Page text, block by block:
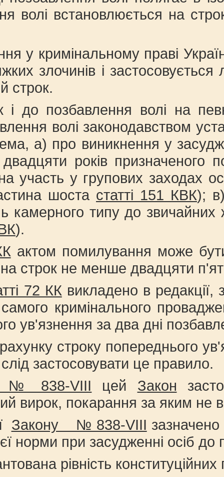
волі встановлюється на
у кримінальному праві
злочинів і
строк.
до позбавлення волі на
волі законодавством
а) про виникнення у
років призначеного
у групових заходах
шоста статті 151 КВК);
камерного типу до
).
актом помилування може
строк не менше двадцяти
72 КК викладено в
кримінального
ув'язнення за два дні
строку попереднього
застосовувати це правило.
№ 838-VІІІ цей Закон
вирок, покарання за яким не
Закону № 838-VІІІ
норми при засудженні осіб до
рівність